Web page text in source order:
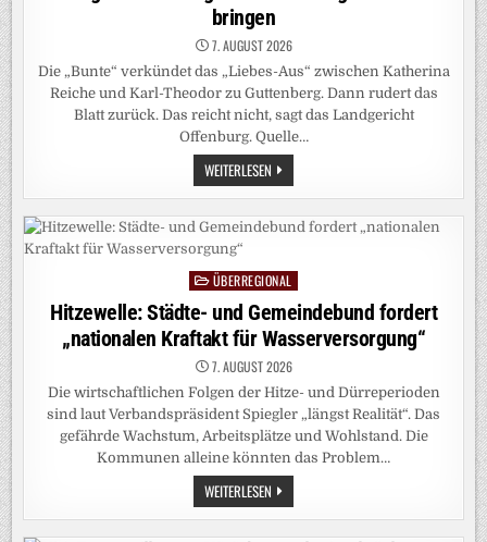
bringen
7. AUGUST 2026
Die „Bunte“ verkündet das „Liebes-Aus“ zwischen Katherina
Reiche und Karl-Theodor zu Guttenberg. Dann rudert das
Blatt zurück. Das reicht nicht, sagt das Landgericht
Offenburg. Quelle…
WEITERLESEN VON
WEGEN
„LIEBES-
AUS“:
„BUNTE“
VON
GUTTENBERG
AUF
TITEL
BRINGEN
Posted
in
ÜBERREGIONAL
Hitzewelle: Städte- und Gemeindebund fordert
„nationalen Kraftakt für Wasserversorgung“
7. AUGUST 2026
Die wirtschaftlichen Folgen der Hitze- und Dürreperioden
sind laut Verbandspräsident Spiegler „längst Realität“. Das
gefährde Wachstum, Arbeitsplätze und Wohlstand. Die
Kommunen alleine könnten das Problem…
WEITERLESEN HITZEWELLE:
STÄDTE-
UND
GEMEINDEBUND